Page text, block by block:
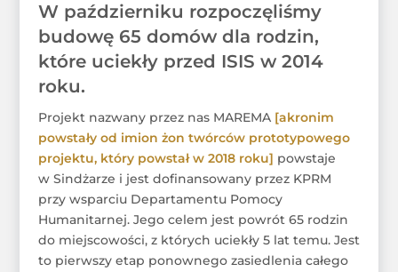
W październiku rozpoczęliśmy
budowę 65 domów dla rodzin,
które uciekły przed ISIS w 2014
roku.
Projekt nazwany przez nas MAREMA [akronim
powstały od imion żon twórców prototypowego
projektu, który powstał w 2018 roku] powstaje
w Sindżarze i jest dofinansowany przez KPRM
przy wsparciu Departamentu Pomocy
Humanitarnej. Jego celem jest powrót 65 rodzin
do miejscowości, z których uciekły 5 lat temu. Jest
to pierwszy etap ponownego zasiedlenia całego